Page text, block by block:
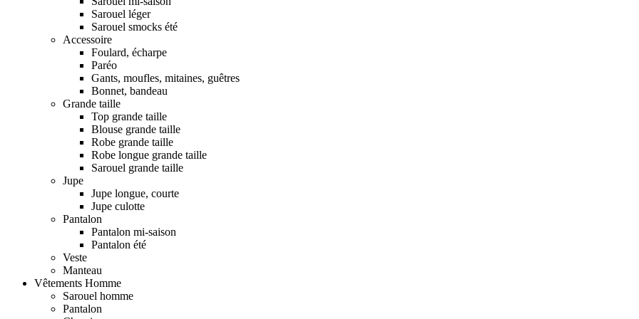
Sarouel léger
Sarouel smocks été
Accessoire
Foulard, écharpe
Paréo
Gants, moufles, mitaines, guêtres
Bonnet, bandeau
Grande taille
Top grande taille
Blouse grande taille
Robe grande taille
Robe longue grande taille
Sarouel grande taille
Jupe
Jupe longue, courte
Jupe culotte
Pantalon
Pantalon mi-saison
Pantalon été
Veste
Manteau
Vêtements Homme
Sarouel homme
Pantalon